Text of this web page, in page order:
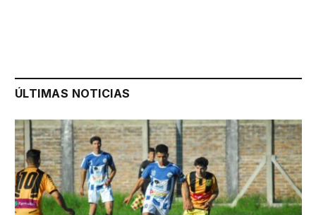
ÚLTIMAS NOTICIAS